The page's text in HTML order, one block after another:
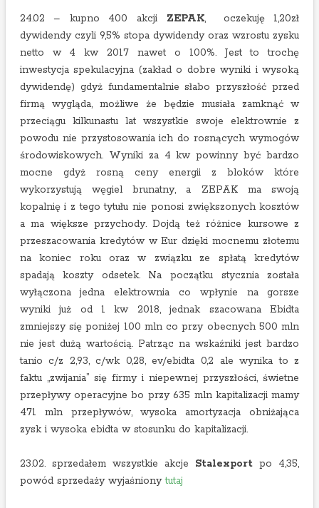
24.02 – kupno 400 akcji ZEPAK, oczekuję 1,20zł
dywidendy czyli 9,5% stopa dywidendy oraz wzrostu zysku
netto w 4 kw 2017 nawet o 100%. Jest to trochę
inwestycja spekulacyjna (zakład o dobre wyniki i wysoką
dywidendę) gdyż fundamentalnie słabo przyszłość przed
firmą wygląda, możliwe że będzie musiała zamknąć w
przeciągu kilkunastu lat wszystkie swoje elektrownie z
powodu nie przystosowania ich do rosnących wymogów
środowiskowych. Wyniki za 4 kw powinny być bardzo
mocne gdyż rosną ceny energii z bloków które
wykorzystują węgiel brunatny, a ZEPAK ma swoją
kopalnię i z tego tytułu nie ponosi zwiększonych kosztów
a ma większe przychody. Dojdą też różnice kursowe z
przeszacowania kredytów w Eur dzięki mocnemu złotemu
na koniec roku oraz w związku ze spłatą kredytów
spadają koszty odsetek. Na początku stycznia została
wyłączona jedna elektrownia co wpłynie na gorsze
wyniki już od 1 kw 2018, jednak szacowana Ebidta
zmniejszy się poniżej 100 mln co przy obecnych 500 mln
nie jest dużą wartością. Patrząc na wskaźniki jest bardzo
tanio c/z 2,93, c/wk 0,28, ev/ebidta 0,2 ale wynika to z
faktu „zwijania” się firmy i niepewnej przyszłości, świetne
przepływy operacyjne bo przy 635 mln kapitalizacji mamy
471 mln przepływów, wysoka amortyzacja obniżająca
zysk i wysoka ebidta w stosunku do kapitalizacji.
23.02. sprzedałem wszystkie akcje Stalexportpo 4,35,
powód sprzedaży wyjaśnionytutaj